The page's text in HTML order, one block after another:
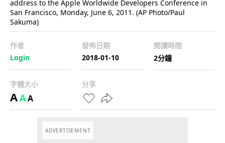
address to the Apple Worldwide Developers Conference in
San Francisco, Monday, June 6, 2011. (AP Photo/Paul
Sakuma)
作者
Login
發佈日期
2018-01-10
閱讀時間
2分鐘
字體大小
AAA
分享
ADVERTISEMENT